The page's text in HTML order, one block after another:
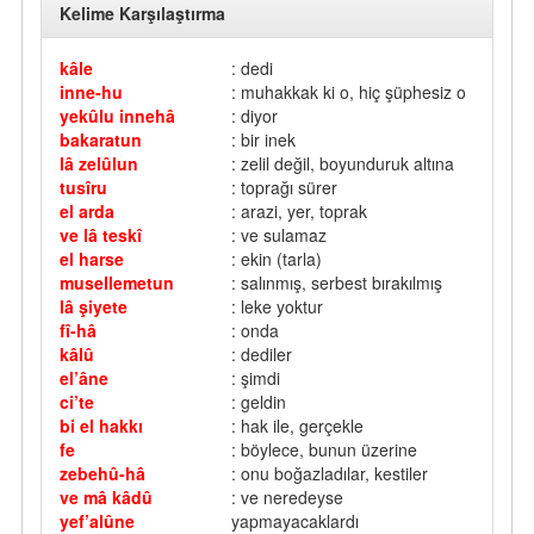
Kelime Karşılaştırma
kâle
: dedi
inne-hu
: muhakkak ki o, hiç şüphesiz o
yekûlu innehâ
: diyor
bakaratun
: bir inek
lâ zelûlun
: zelil değil, boyunduruk altına
tusîru
: toprağı sürer
el arda
: arazi, yer, toprak
ve lâ teskî
: ve sulamaz
el harse
: ekin (tarla)
musellemetun
: salınmış, serbest bırakılmış
lâ şiyete
: leke yoktur
fî-hâ
: onda
kâlû
: dediler
el’âne
: şimdi
ci’te
: geldin
bi el hakkı
: hak ile, gerçekle
fe
: böylece, bunun üzerine
zebehû-hâ
: onu boğazladılar, kestiler
ve mâ kâdû
yef’alûne
: ve neredeyse
yapmayacaklardı